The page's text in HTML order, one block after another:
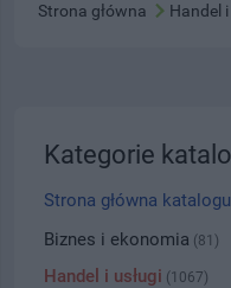
Strona główna Handel i
Kategorie
Strona główna katalogu
Biznes i ekonomia (81)
Handel i usługi (1067)